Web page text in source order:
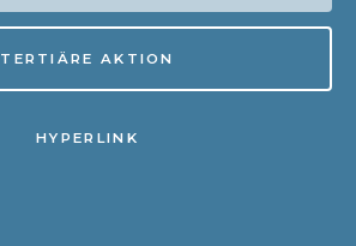
TERTIÄRE AKTION
HYPERLINK